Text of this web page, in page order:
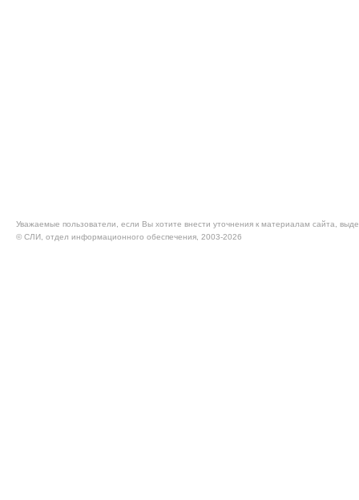
Уважаемые пользователи, если Вы хотите внести уточнения к материалам сайта,
© CЛИ, отдел информационного обеспечения, 2003-2026